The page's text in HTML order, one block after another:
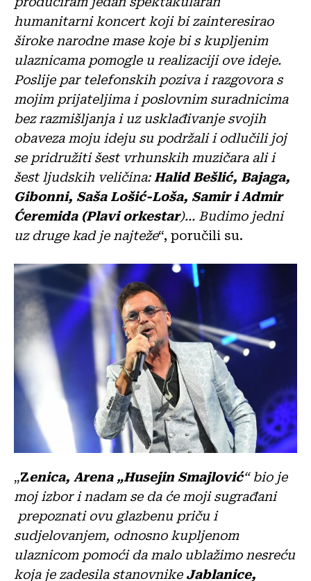
humanitarni koncert koji bi zainteresirao
široke narodne mase koje bi s kupljenim
ulaznicama pomogle u realizaciji ove ideje.
Poslije par telefonskih poziva i razgovora s
mojim prijateljima i poslovnim suradnicima
bez razmišljanja i uz usklađivanje svojih
obaveza moju ideju su podržali i odlučili joj
se pridružiti šest vrhunskih muzičara ali i
šest ljudskih veličina: Halid Bešlić, Bajaga,
Gibonni, Saša Lošić-Loša, Samir i Admir
Ćeremida (Plavi orkestar)… Budimo jedni
uz druge kad je najteže“, poručili su.
„Zenica, Arena „Husejin Smajlović“ bio je
moj izbor i nadam se da će moji sugrađani
prepoznati ovu glazbenu priču i
sudjelovanjem, odnosno kupljenom
ulaznicom pomoći da malo ublažimo nesreću
koja je zadesila stanovnike Jablanice,